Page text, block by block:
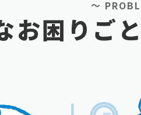
～
お困りご